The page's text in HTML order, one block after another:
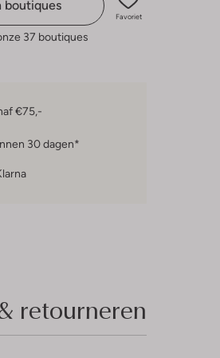
boutiques
Favoriet
37 boutiques
€75,-
30 dagen*
retourneren